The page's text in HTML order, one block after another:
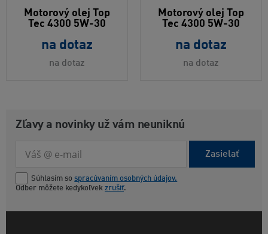
Motorový olej Top
Tec 4300 5W-30
na dotaz
na dotaz
Motorový olej Top
Tec 4300 5W-30
na dotaz
na dotaz
Zľavy a novinky už vám neuniknú
Zasielať
Súhlasím so spracúvaním osobných údajov.
Odber môžete kedykoľvek zrušiť.